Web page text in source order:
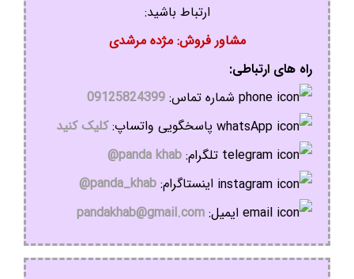
ارتباط باشید:
مشاور فروش: مژده مرشدی
راه های ارتباطی:
شماره تماس: 09125824399
پاسخگویی واتساپ:کلیک کنید
تلگرام: panda khab@
اینستاگرام: panda_khab@
ایمیل: pandakhab@gmail.com